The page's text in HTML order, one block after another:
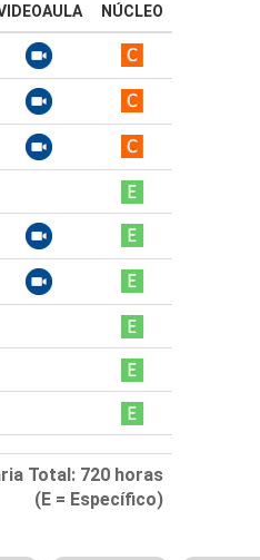
NÚCLEO
Total: 720 horas
(E = Específico)